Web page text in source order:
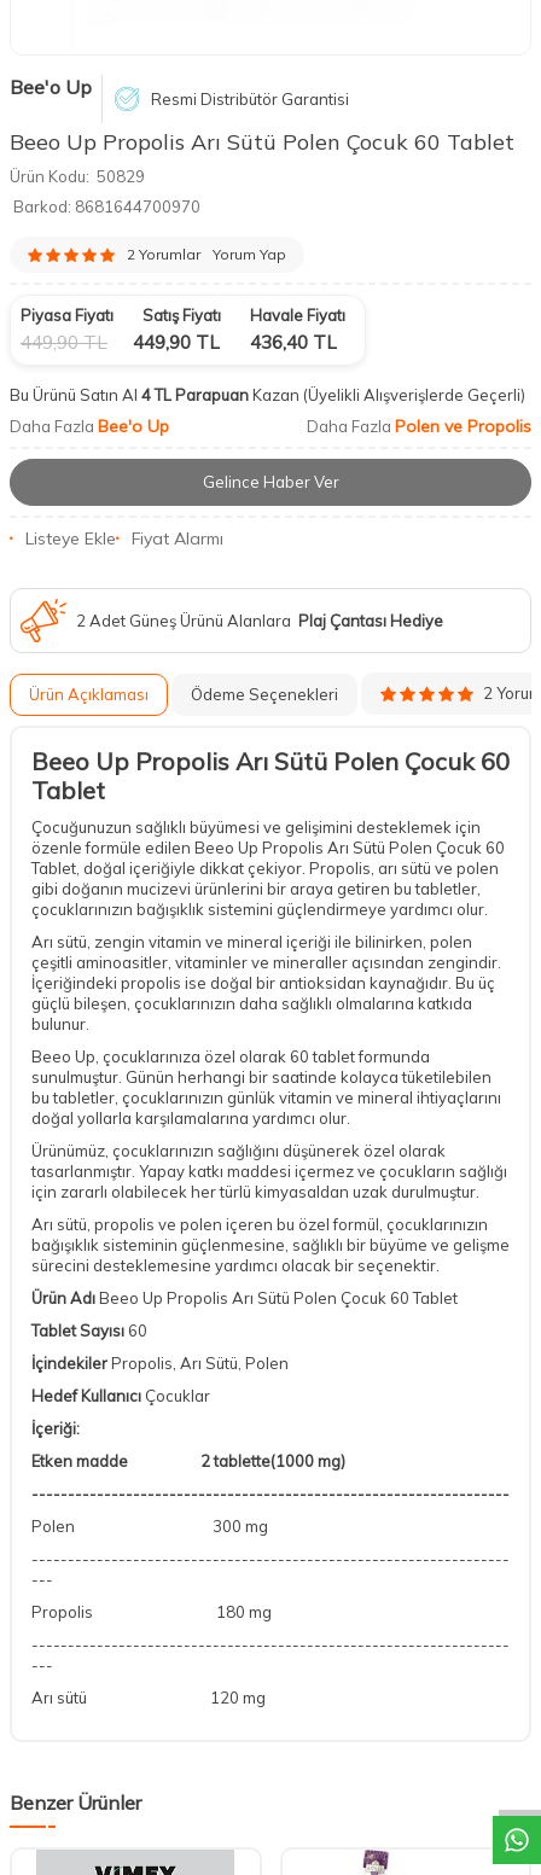
Bee'o Up Resmi Distribütör Garantisi
Beeo Up Propolis Arı Sütü Polen Çocuk 60 Tablet
Ürün Kodu: 50829
Barkod: 8681644700970
2 Yorumlar Yorum Yap
Piyasa Fiyatı
449,90TL
Satış Fiyatı
449,90 TL
Havale Fiyatı
436,40 TL
Bu Ürünü Satın Al 4 TL ParapuanKazan (Üyelikli Alışverişlerde Geçerli)
Daha Fazla Bee'o Up Daha Fazla Polen ve Propolis
Gelince Haber Ver
Listeye Ekle Fiyat Alarmı
2 Adet Güneş Ürünü Alanlara Plaj Çantası Hediye
Ürün Açıklaması Ödeme Seçenekleri 2 Yorum
Beeo Up Propolis Arı Sütü Polen Çocuk 60
Tablet
Çocuğunuzun sağlıklı büyümesi ve gelişimini desteklemek için
özenle formüle edilen Beeo Up Propolis Arı Sütü Polen Çocuk 60
Tablet, doğal içeriğiyle dikkat çekiyor. Propolis, arı sütü ve polen
gibi doğanın mucizevi ürünlerini bir araya getiren bu tabletler,
çocuklarınızın bağışıklık sistemini güçlendirmeye yardımcı olur.
Arı sütü, zengin vitamin ve mineral içeriği ile bilinirken, polen
çeşitli aminoasitler, vitaminler ve mineraller açısından zengindir.
İçeriğindeki propolis ise doğal bir antioksidan kaynağıdır. Bu üç
güçlü bileşen, çocuklarınızın daha sağlıklı olmalarına katkıda
bulunur.
Beeo Up, çocuklarınıza özel olarak 60 tablet formunda
sunulmuştur. Günün herhangi bir saatinde kolayca tüketilebilen
bu tabletler, çocuklarınızın günlük vitamin ve mineral ihtiyaçlarını
doğal yollarla karşılamalarına yardımcı olur.
Ürünümüz, çocuklarınızın sağlığını düşünerek özel olarak
tasarlanmıştır. Yapay katkı maddesi içermez ve çocukların sağlığı
için zararlı olabilecek her türlü kimyasaldan uzak durulmuştur.
Arı sütü, propolis ve polen içeren bu özel formül, çocuklarınızın
bağışıklık sisteminin güçlenmesine, sağlıklı bir büyüme ve gelişme
sürecini desteklemesine yardımcı olacak bir seçenektir.
Ürün AdıBeeo Up Propolis Arı Sütü Polen Çocuk 60 Tablet
Tablet Sayısı 60
İçindekilerPropolis, Arı Sütü, Polen
Hedef Kullanıcı Çocuklar
İçeriği:
Etken madde 2 tablette(1000 mg)
------------------------------------------------------------------
Polen 300 mg
------------------------------------------------------------------
---
Propolis 180 mg
------------------------------------------------------------------
---
Arı sütü 120 mg
Benzer Ürünler